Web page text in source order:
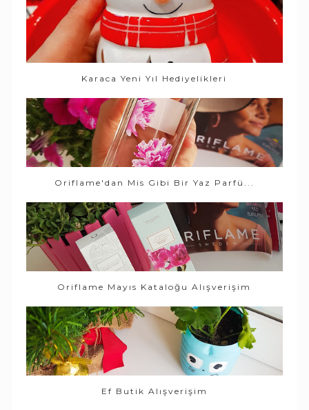
Karaca Yeni Yıl Hediyelikleri
Oriflame'dan Mis Gibi Bir Yaz Parfü...
Oriflame Mayıs Kataloğu Alışverişim
Ef Butik Alışverişim